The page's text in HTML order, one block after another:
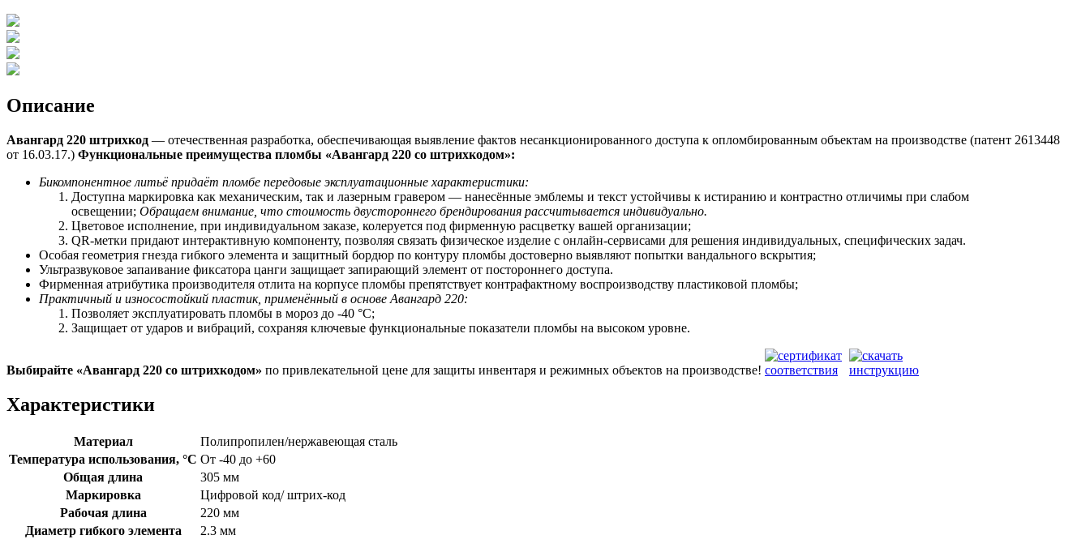
Описание
Авангард 220 штрихкод — отечественная разработка, обеспечивающая выявление фактов несанкционированного доступа к опломбированным объектам на производстве (патент 2613448
от 16.03.17.) Функциональные преимущества пломбы «Авангард 220 со штрихкодом»:
Бикомпонентное литьё придаёт пломбе передовые эксплуатационные характеристики:
Доступна маркировка как механическим, так и лазерным гравером — нанесённые эмблемы и текст устойчивы к истиранию и контрастно отличимы при слабом
освещении; Обращаем внимание, что стоимость двустороннего брендирования рассчитывается индивидуально.
Цветовое исполнение, при индивидуальном заказе, колеруется под фирменную расцветку вашей организации;
QR-метки придают интерактивную компоненту, позволяя связать физическое изделие с онлайн-сервисами для решения индивидуальных, специфических задач.
Особая геометрия гнезда гибкого элемента и защитный бордюр по контуру пломбы достоверно выявляют попытки вандального вскрытия;
Ультразвуковое запаивание фиксатора цанги защищает запирающий элемент от постороннего доступа.
Фирменная атрибутика производителя отлита на корпусе пломбы препятствует контрафактному воспроизводству пластиковой пломбы;
Практичный и износостойкий пластик, применённый в основе Авангард 220:
Позволяет эксплуатировать пломбы в мороз до -40 °С;
Защищает от ударов и вибраций, сохраняя ключевые функциональные показатели пломбы на высоком уровне.
Выбирайте «Авангард 220 со штрихкодом» по привлекательной цене для защиты инвентаря и режимных объектов на производстве!
Характеристики
Материал
Полипропилен/нержавеющая сталь
Температура использования, °C От -40 до +60
Общая длина
305 мм
Маркировка
Цифровой код/ штрих-код
Рабочая длина
220 мм
Диаметр гибкого элемента
2.3 мм